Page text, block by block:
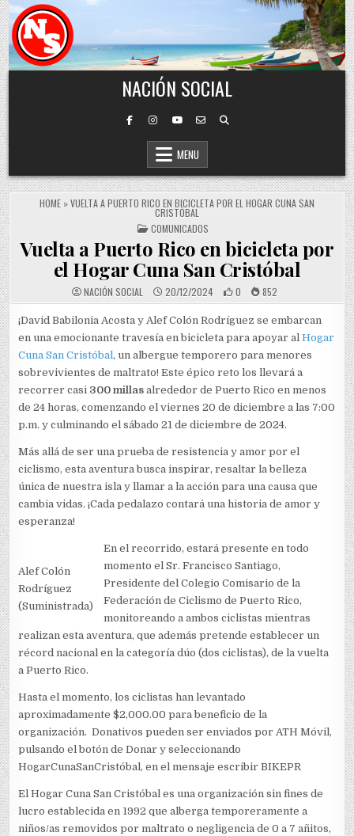
Skip to content
NACIÓN SOCIAL
MENU
HOME »VUELTA A PUERTO RICO EN BICICLETA POR EL HOGAR CUNA SAN
CRISTÓBAL
POSTED IN
COMUNICADOS
Vuelta a Puerto Rico en bicicleta por
el Hogar Cuna San Cristóbal
NACIÓN SOCIAL 20/12/2024 0 852
¡David Babilonia Acosta y Alef Colón Rodríguez se embarcan
en una emocionante travesía en bicicleta para apoyar alHogar
Cuna San Cristóbal, un albergue temporero para menores
sobrevivientes de maltrato! Este épico reto los llevará a
recorrer casi 300 millas alrededor de Puerto Rico en menos
de 24 horas, comenzando el viernes 20 de diciembre a las 7:00
p.m. y culminando el sábado 21 de diciembre de 2024.
Más allá de ser una prueba de resistencia y amor por el
ciclismo, esta aventura busca inspirar, resaltar la belleza
única de nuestra isla y llamar a la acción para una causa que
cambia vidas. ¡Cada pedalazo contará una historia de amor y
esperanza!
Alef Colón
Rodríguez
(Suministrada)
En el recorrido, estará presente en todo
momento el Sr. Francisco Santiago,
Presidente del Colegio Comisario de la
Federación de Ciclismo de Puerto Rico,
monitoreando a ambos ciclistas mientras
realizan esta aventura, que además pretende establecer un
récord nacional en la categoría dúo (dos ciclistas), de la vuelta
a Puerto Rico.
Hasta el momento, los ciclistas han levantado
aproximadamente $2,000.00 para beneficio de la
organización. Donativos pueden ser enviados por ATH Móvil,
pulsando el botón de Donar y seleccionando
HogarCunaSanCristóbal, en el mensaje escribir BIKEPR
El Hogar Cuna San Cristóbal es una organización sin fines de
lucro establecida en 1992 que alberga temporeramente a
niños/as removidos por maltrato o negligencia de 0 a 7 añitos,